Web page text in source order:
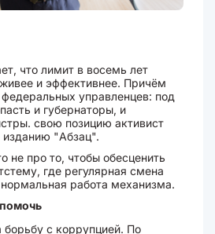
что лимит в восемь лет
и эффективнее. Причём
управленцев: под
и губернаторы, и
свою позицию активист
изданию "Абзац".
не про то, чтобы обесценить
где регулярная смена
работа механизма.
борьбу с коррупцией. По